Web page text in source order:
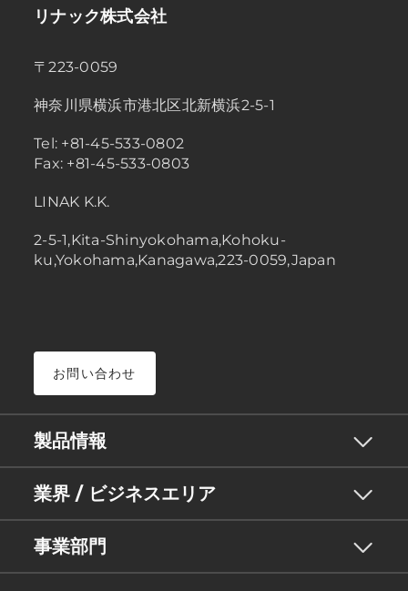
リナック株式会社
〒223-0059
神奈川県横浜市港北区北新横浜2-5-1
Tel: +81-45-533-0802
Fax: +81-45-533-0803
LINAK K.K.
2-5-1,Kita-Shinyokohama,Kohoku-
ku,Yokohama,Kanagawa,223-0059,Japan
お問い合わせ
製品情報
業界 / ビジネスエリア
事業部門